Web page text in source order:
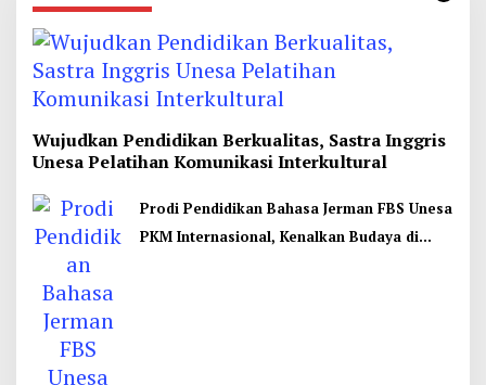
Wujudkan Pendidikan Berkualitas, Sastra Inggris
Unesa Pelatihan Komunikasi Interkultural
Prodi Pendidikan Bahasa Jerman FBS Unesa
PKM Internasional, Kenalkan Budaya di